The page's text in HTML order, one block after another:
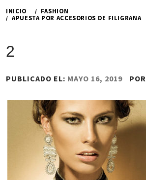
INICIO
FASHION
APUESTA POR ACCESORIOS DE FILIGRANA
2
PUBLICADO EL: MAYO 16, 2019 POR